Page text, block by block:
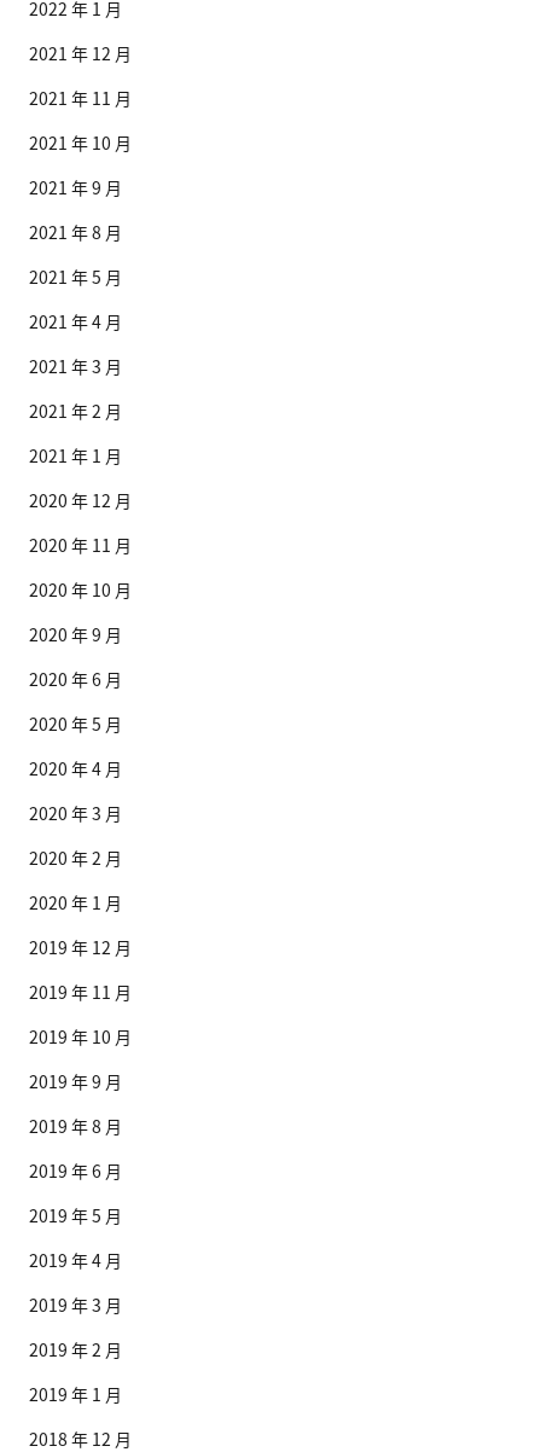
2022 年 1 月
2021 年 12 月
2021 年 11 月
2021 年 10 月
2021 年 9 月
2021 年 8 月
2021 年 5 月
2021 年 4 月
2021 年 3 月
2021 年 2 月
2021 年 1 月
2020 年 12 月
2020 年 11 月
2020 年 10 月
2020 年 9 月
2020 年 6 月
2020 年 5 月
2020 年 4 月
2020 年 3 月
2020 年 2 月
2020 年 1 月
2019 年 12 月
2019 年 11 月
2019 年 10 月
2019 年 9 月
2019 年 8 月
2019 年 6 月
2019 年 5 月
2019 年 4 月
2019 年 3 月
2019 年 2 月
2019 年 1 月
2018 年 12 月